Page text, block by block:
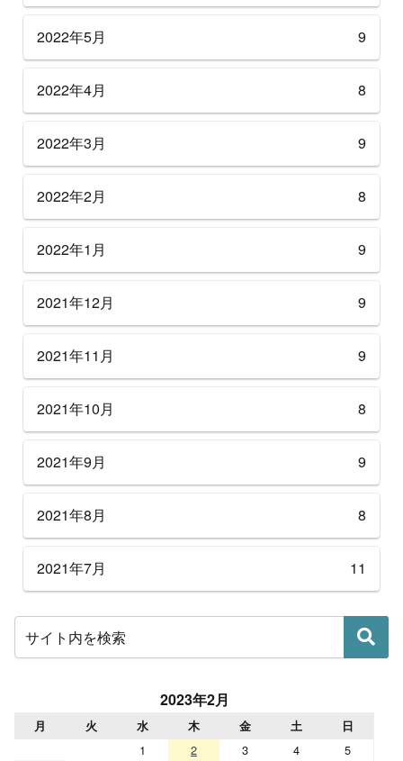
2022年5月 9
2022年4月 8
2022年3月 9
2022年2月 8
2022年1月 9
2021年12月 9
2021年11月 9
2021年10月 8
2021年9月 9
2021年8月 8
2021年7月 11
2023年2月
月 火 水 木 金 土 日
1 2 3 4 5